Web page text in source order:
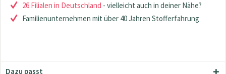
26 Filialen in Deutschland - vielleicht auch in deiner Nähe?
Familienunternehmen mit über 40 Jahren Stofferfahrung
Dazu passt